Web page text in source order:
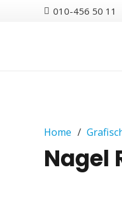
010-456 50 11
Home /
Nagel